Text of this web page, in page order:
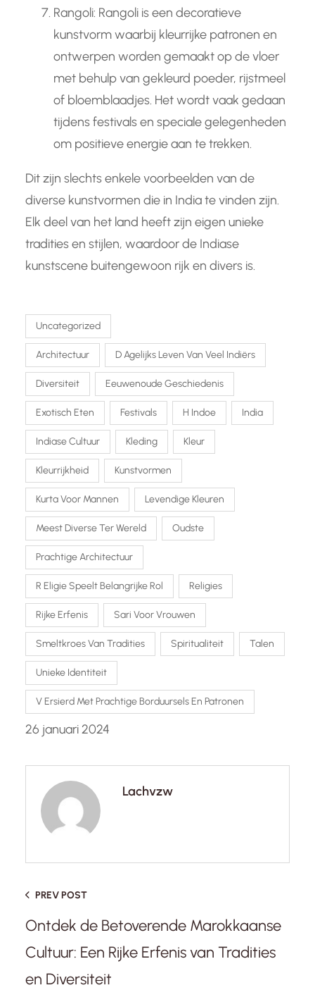
Rangoli: Rangoli is een decoratieve
kunstvorm waarbij kleurrijke patronen en
ontwerpen worden gemaakt op de vloer
met behulp van gekleurd poeder, rijstmeel
of bloemblaadjes. Het wordt vaak gedaan
tijdens festivals en speciale gelegenheden
om positieve energie aan te trekken.
Dit zijn slechts enkele voorbeelden van de
diverse kunstvormen die in India te vinden zijn.
Elk deel van het land heeft zijn eigen unieke
tradities en stijlen, waardoor de Indiase
kunstscene buitengewoon rijk en divers is.
Uncategorized
Architectuur D Agelijks Leven Van Veel Indiërs
Diversiteit Eeuwenoude Geschiedenis
Exotisch Eten Festivals H Indoe India
Indiase Cultuur Kleding Kleur
Kleurrijkheid Kunstvormen
Kurta Voor Mannen Levendige Kleuren
Meest Diverse Ter Wereld Oudste
Prachtige Architectuur
R Eligie Speelt Belangrijke Rol Religies
Rijke Erfenis Sari Voor Vrouwen
Smeltkroes Van Tradities Spiritualiteit Talen
Unieke Identiteit
V Ersierd Met Prachtige Borduursels En Patronen
26 januari 2024
Lachvzw
PREV POST
Ontdek de Betoverende Marokkaanse
Cultuur: Een Rijke Erfenis van Tradities
en Diversiteit